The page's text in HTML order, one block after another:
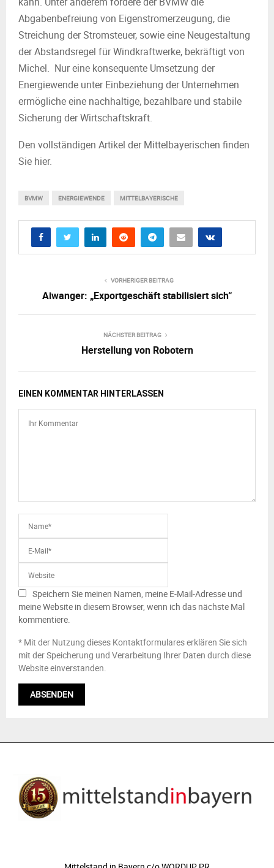
Abgabenbefreiung von Eigenstromerzeugung, die
Streichung der Stromsteuer, sowie eine Neugestaltung
der Abstandsregel für Windkraftwerke, bekräftigt von
Michel. Nur eine konsequente Umsetzung der
Energiewende unter Einbeziehung der Unternehmen
ermögliche eine nachhaltige, bezahlbare und stabile
Sicherung der Wirtschaftskraft.
Den vollständigen Artikel der Mittelbayerischen finden
Sie hier.
BVMW ENERGIEWENDE MITTELBAYERISCHE
VORHERIGER BEITRAG
Aiwanger: „Exportgeschäft stabilisiert sich“
NÄCHSTER BEITRAG
Herstellung von Robotern
EINEN KOMMENTAR HINTERLASSEN
Speichern Sie meinen Namen, meine E-Mail-Adresse und
meine Website in diesem Browser, wenn ich das nächste Mal
kommentiere.
* Mit der Nutzung dieses Kontaktformulares erklären Sie sich
mit der Speicherung und Verarbeitung Ihrer Daten durch diese
Website einverstanden.